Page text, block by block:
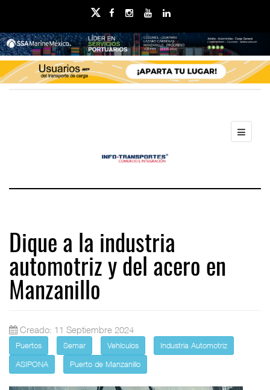
Dique a la industria
automotriz y del acero en
Manzanillo
Creado: 11 Septiembre 2024
Puertos Semar Vehículos
Industria Automotriz
ASIPONA
Puerto de Manzanillo